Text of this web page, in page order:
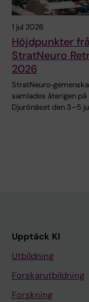
1 jul 2026
Höjdpunkter
StratNeuro
2026
samlades återigen på
Djurönäset den 3–5
Upptäck KI
Utbildning
Forskarutbildning
Forskning